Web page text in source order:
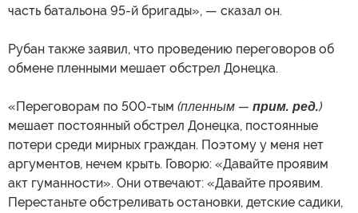
часть батальона 95-й бригады», — сказал он.
Рубан также заявил, что проведению переговоров об
обмене пленными мешает обстрел Донецка.
«Переговорам по 500-тым (пленным — прим. ред.)
мешает постоянный обстрел Донецка, постоянные
потери среди мирных граждан. Поэтому у меня нет
аргументов, нечем крыть. Говорю: «Давайте проявим
акт гуманности». Они отвечают: «Давайте проявим.
Перестаньте обстреливать остановки, детские садики,